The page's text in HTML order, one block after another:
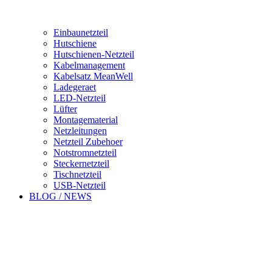
Einbaunetzteil
Hutschiene
Hutschienen-Netzteil
Kabelmanagement
Kabelsatz MeanWell
Ladegeraet
LED-Netzteil
Lüfter
Montagematerial
Netzleitungen
Netzteil Zubehoer
Notstromnetzteil
Steckernetzteil
Tischnetzteil
USB-Netzteil
BLOG / NEWS